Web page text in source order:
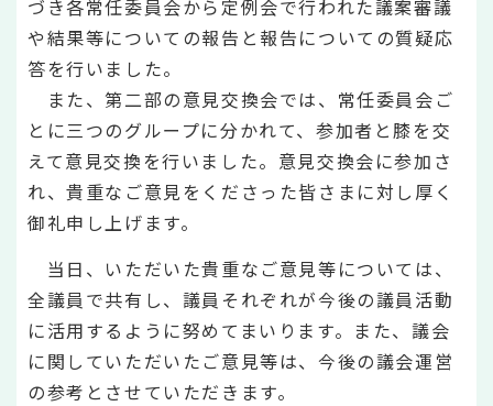
づき各常任委員会から定例会で行われた議案審議
や結果等についての報告と報告についての質疑応
答を行いました。
また、第二部の意見交換会では、常任委員会ご
とに三つのグループに分かれて、参加者と膝を交
えて意見交換を行いました。意見交換会に参加さ
れ、貴重なご意見をくださった皆さまに対し厚く
御礼申し上げます。
当日、いただいた貴重なご意見等については、
全議員で共有し、議員それぞれが今後の議員活動
に活用するように努めてまいります。また、議会
に関していただいたご意見等は、今後の議会運営
の参考とさせていただきます。